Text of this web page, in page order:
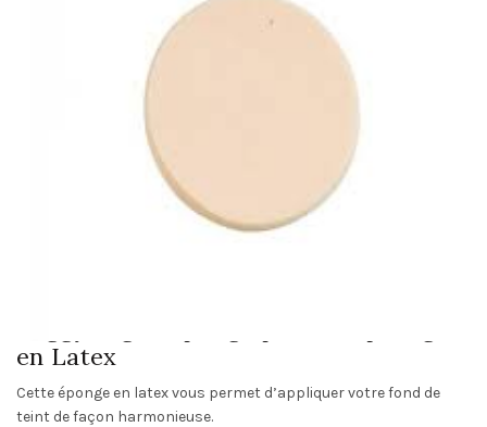
en Latex
Cette éponge en latex vous permet d’appliquer votre fond de
teint de façon harmonieuse.